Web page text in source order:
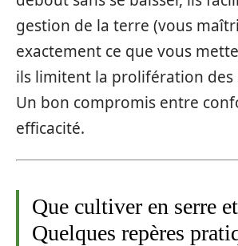
gestion de la terre (vous
exactement ce que vous
ils limitent la prolifération des
Un bon compromis entre
efficacité.
Que cultiver en serre
Quelques repères